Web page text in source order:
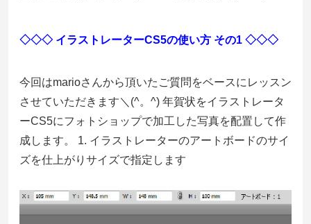
◇◇◇ イラストレーターCS5の使い方 その1 ◇◇◇
今回はmarioさんから頂いたご質問をベースにレッスン
させていただきます＼(^。^) 年賀状をイラストレータ
ーCS5にフォトショップで加工した写真を配置して作
成します。 1. イラストレーターのアートボードのサイ
ズを仕上がりサイズで指定します